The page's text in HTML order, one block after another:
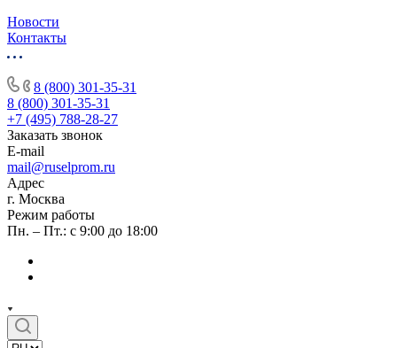
Новости
Контакты
8 (800) 301-35-31
8 (800) 301-35-31
+7 (495) 788-28-27
Заказать звонок
E-mail
mail@ruselprom.ru
Адрес
г. Москва
Режим работы
Пн. – Пт.: с 9:00 до 18:00